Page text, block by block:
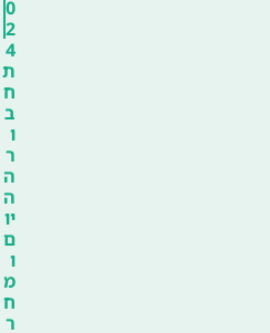
0
2
4
ת
ח
ב
ו
ר
ה
ה
יו
ם
ו
מ
ח
ר